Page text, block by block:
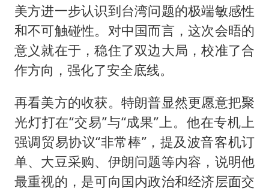
美方进一步认识到台湾问题的极端敏感性
和不可触碰性。对中国而言，这次会晤的
意义就在于，稳住了双边大局，校准了合
作方向，强化了安全底线。
再看美方的收获。特朗普显然更愿意把聚
光灯打在“交易”与“成果”上。他在专机上
强调贸易协议“非常棒”，提及波音客机订
单、大豆采购、伊朗问题等内容，说明他
最重视的，是可向国内政治和经济层面交